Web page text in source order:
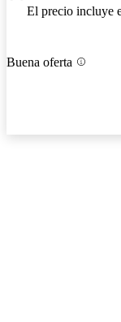
El precio incluye
Buena oferta